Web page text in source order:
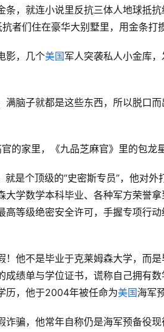
条，就连小说里反抗三体人地球抵
者们住在豪华大别墅里，用金条打
影，几个美国军人突袭私人小金库
满脑子就都是这些东西，所以脱口
的家里，《九品芝麻官》里的包龙
就是个顶级的“史密斯专员”，他对
学数学本科毕业、各种军方荣誉
高等级绝密安全许可，手握专项行
他不是毕业于克莱姆森大学，而
成绩单与学位证书，谎称自己拥有
历，他于2004年被任命为美国海军
诈骗，他常年自称仍是海军预备役